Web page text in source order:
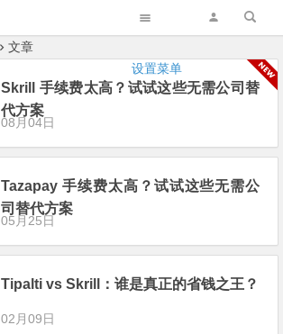
设置菜单
文章
Skrill 手续费太高？试试这些无需公司替
代方案
08月04日
Tazapay 手续费太高？试试这些无需公
司替代方案
05月25日
Tipalti vs Skrill：谁是真正的省钱之王？
02月09日